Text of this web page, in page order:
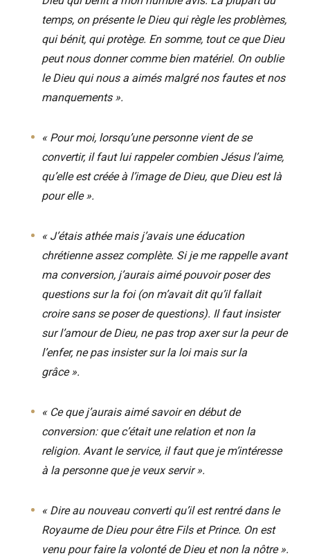
temps, on présente le Dieu qui règle les problèmes,
qui bénit, qui protège. En somme, tout ce que Dieu
peut nous donner comme bien matériel. On oublie
le Dieu qui nous a aimés malgré nos fautes et nos
manquements ».
« Pour moi, lorsqu’une personne vient de se
convertir, il faut lui rappeler combien Jésus l’aime,
qu’elle est créée à l’image de Dieu, que Dieu est là
pour elle ».
« J’étais athée mais j’avais une éducation
chrétienne assez complète. Si je me rappelle avant
ma conversion, j’aurais aimé pouvoir poser des
questions sur la foi (on m’avait dit qu’il fallait
croire sans se poser de questions). Il faut insister
sur l’amour de Dieu, ne pas trop axer sur la peur de
l’enfer, ne pas insister sur la loi mais sur la
grâce ».
« Ce que j’aurais aimé savoir en début de
conversion: que c’était une relation et non la
religion. Avant le service, il faut que je m’intéresse
à la personne que je veux servir ».
« Dire au nouveau converti qu’il est rentré dans le
Royaume de Dieu pour être Fils et Prince. On est
venu pour faire la volonté de Dieu et non la nôtre ».